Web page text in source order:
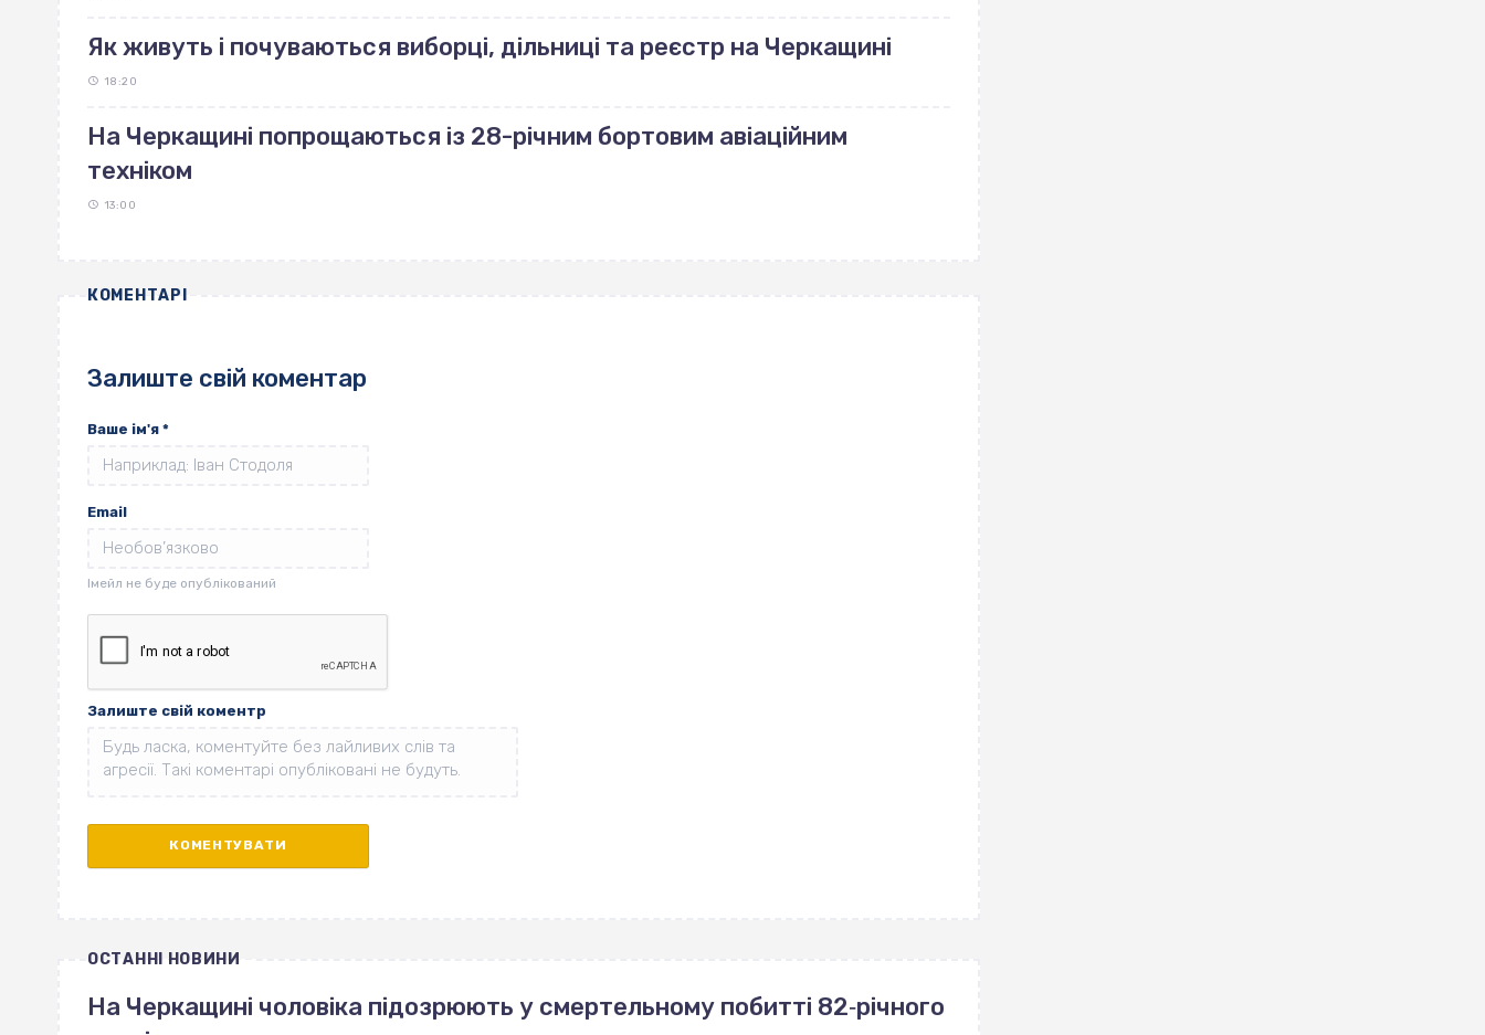
Як живуть і почуваються виборці, дільниці та реєстр на Черкащині
18:20
На Черкащині попрощаються із 28-річним бортовим авіаційним
техніком
13:00
КОМЕНТАРІ
Залиште свій коментар
Ваше ім'я *
Email
Залиште свій коментр
ОСТАННІ НОВИНИ
На Черкащині чоловіка підозрюють у смертельному побитті 82‐річного